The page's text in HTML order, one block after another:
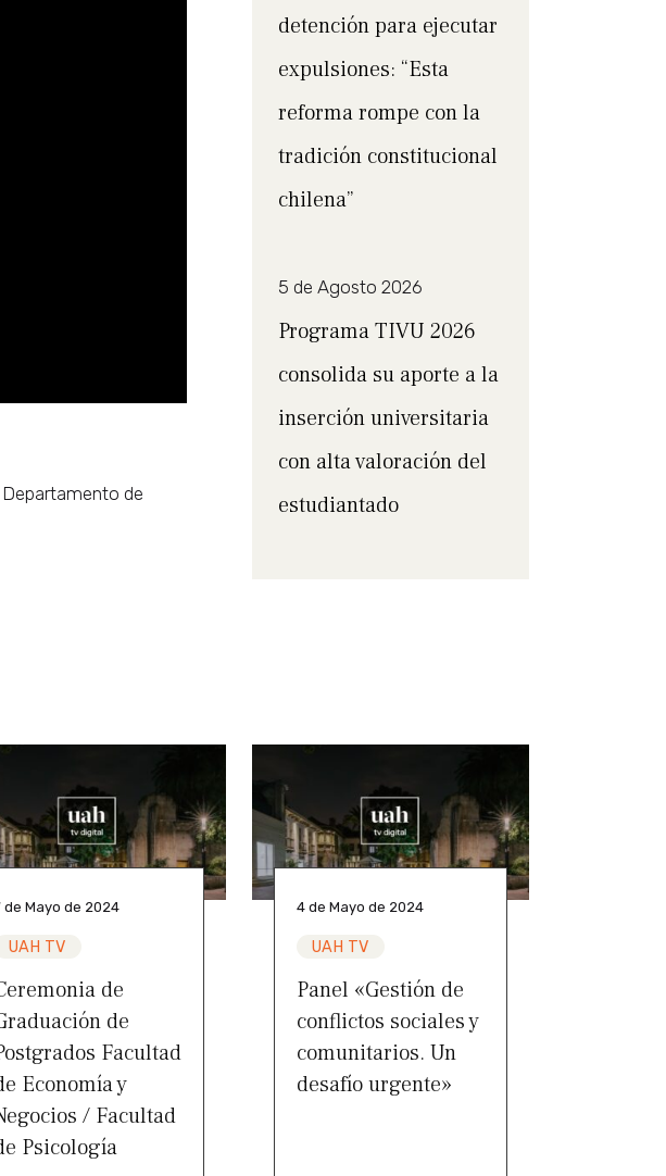
de
detención para ejecutar
expulsiones: “Esta
reforma rompe con la
tradición constitucional
chilena”
5 de Agosto 2026
Programa TIVU 2026
consolida su aporte a la
inserción universitaria
con alta valoración del
estudiantado
de Mayo de 2024
UAH TV
de
de
Facultad
Economía y
/ Facultad
Psicología
4 de Mayo de 2024
UAH TV
Panel «Gestión de
conflictos sociales y
comunitarios. Un
desafío urgente»